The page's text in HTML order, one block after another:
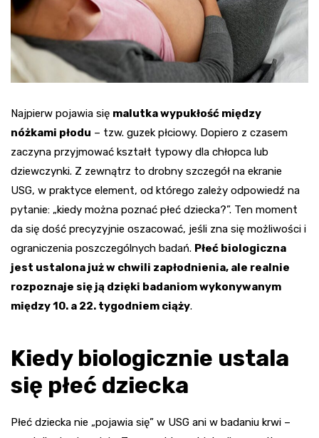
Najpierw pojawia się malutka wypukłość między
nóżkami płodu – tzw. guzek płciowy. Dopiero z czasem
zaczyna przyjmować kształt typowy dla chłopca lub
dziewczynki. Z zewnątrz to drobny szczegół na ekranie
USG, w praktyce element, od którego zależy odpowiedź na
pytanie: „kiedy można poznać płeć dziecka?”. Ten moment
da się dość precyzyjnie oszacować, jeśli zna się możliwości i
ograniczenia poszczególnych badań. Płeć biologiczna
jest ustalona już w chwili zapłodnienia, ale realnie
rozpoznaje się ją dzięki badaniom wykonywanym
między 10. a 22. tygodniem ciąży.
Kiedy biologicznie ustala
się płeć dziecka
Płeć dziecka nie „pojawia się” w USG ani w badaniu krwi –